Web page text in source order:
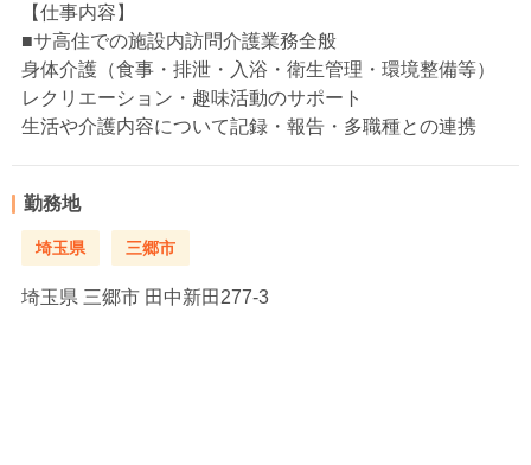
【仕事内容】
■サ高住での施設内訪問介護業務全般
身体介護（食事・排泄・入浴・衛生管理・環境整備等）
レクリエーション・趣味活動のサポート
生活や介護内容について記録・報告・多職種との連携
勤務地
埼玉県 三郷市
埼玉県 三郷市 田中新田277-3